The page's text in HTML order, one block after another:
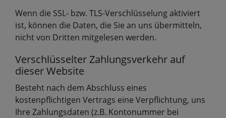
Wenn die SSL- bzw. TLS-Verschlüsselung aktiviert
ist, können die Daten, die Sie an uns übermitteln,
nicht von Dritten mitgelesen werden.
Verschlüsselter Zahlungsverkehr auf
dieser Website
Besteht nach dem Abschluss eines
kostenpflichtigen Vertrags eine Verpflichtung, uns
Ihre Zahlungsdaten (z.B. Kontonummer bei